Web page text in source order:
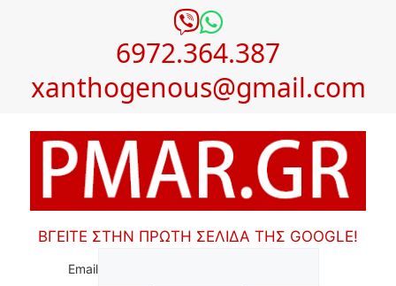
6972.364.387
xanthogenous@gmail.com
ΒΓΕΙΤΕ ΣΤΗΝ ΠΡΩΤΗ ΣΕΛΙΔΑ ΤΗΣ GOOGLE!
Email